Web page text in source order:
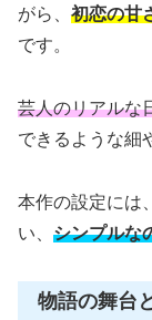
がら、 初恋の甘
です。
芸人のリアルな
できるような細
本作の設定には
い、 シンプルな
物語の舞台